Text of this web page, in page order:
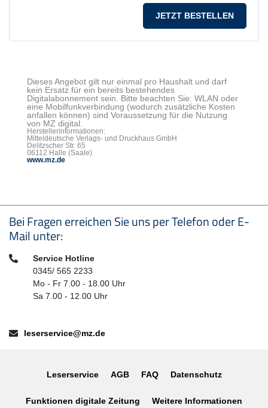
JETZT BESTELLEN
Dieses Angebot gilt nur einmal pro Haushalt und darf
kein Ersatz für ein bereits bestehendes
Digitalabonnement sein. Bitte beachten Sie: WLAN oder
eine Mobilfunkverbindung (wodurch zusätzliche Kosten
anfallen können) sind Voraussetzung für die Nutzung
von MZ digital.
Herstellerinformationen:
Mitteldeutsche Verlags- und Druckhaus GmbH
Delitzscher Str. 65
06112 Halle (Saale)
www.mz.de
Seitenfußbereich
Bei Fragen erreichen Sie uns per Telefon oder E-
Mail unter:
Telefon:Service Hotline
0345/ 565 2233
Mo - Fr 7.00 - 18.00 Uhr
Sa 7.00 - 12.00 Uhr
E-Mail:leserservice@mz.de
Leserservice AGB FAQ Datenschutz
Funktionen digitale Zeitung Weitere Informationen